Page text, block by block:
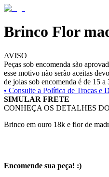
Brinco Flor
AVISO
Peças sob encomenda são
esse motivo não serão aceitas
de joias sob encomenda é de 15 a
• Consulte a Política de Trocas e
SIMULAR FRETE
CONHEÇA OS DETALHES
Brinco em ouro 18k e flor de
Encomende sua peça! :)